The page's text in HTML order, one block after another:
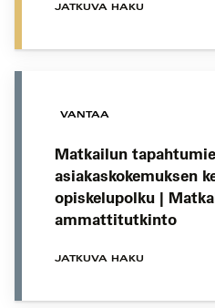
JATKUVA HAKU
VANTAA
Matkailun
asiakaskokemuksen
opiskelupolku |
ammattitutkinto
JATKUVA HAKU